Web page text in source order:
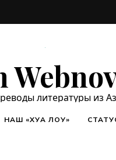
литературы из
НАШ «ХУА ЛОУ»